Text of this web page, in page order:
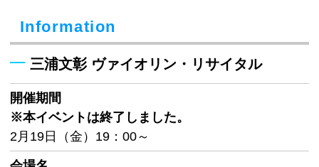
Information
三浦文彰 ヴァイオリン・リサイタル
開催期間
※本イベントは終了しました。
2月19日（金）19：00～